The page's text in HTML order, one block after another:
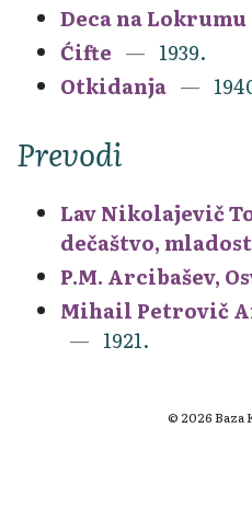
Deca na Lokrumu
Ćifte
1939.
Otkidanja
Prevodi
Lav Nikolajevič
dečaštvo, mladost
P.M. Arcibašev,
Mihail Petrovič
1921.
© 2026 Baza